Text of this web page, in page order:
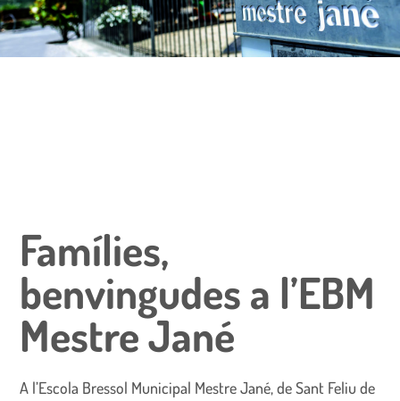
Famílies,
benvingudes a l’EBM
Mestre Jané
A l’Escola Bressol Municipal Mestre Jané, de Sant Feliu de